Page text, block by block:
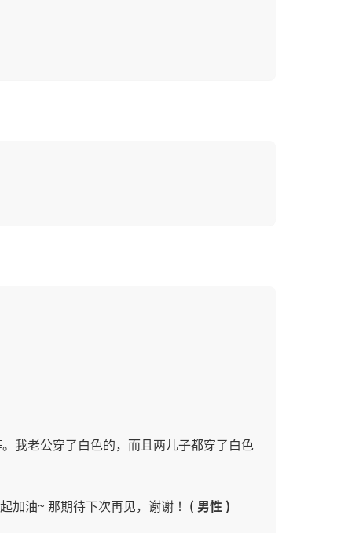
我老公穿了白色的，而且两儿子都穿了白色
加油~ 那期待下次再见，谢谢！ ( 男性 )